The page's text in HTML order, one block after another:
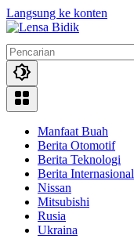
Langsung ke konten
Manfaat Buah
Berita Otomotif
Berita Teknologi
Berita Internasional
Nissan
Mitsubishi
Rusia
Ukraina